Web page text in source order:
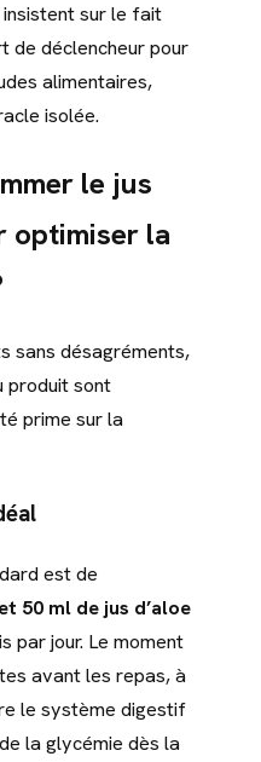
sur le fait
de déclencheur pour
alimentaires,
isolée.
le jus
optimiser la
sans désagréments,
produit sont
prime sur la
est de
50 ml de jus d’aloe
par jour. Le moment
avant les repas, à
le système digestif
la glycémie dès la